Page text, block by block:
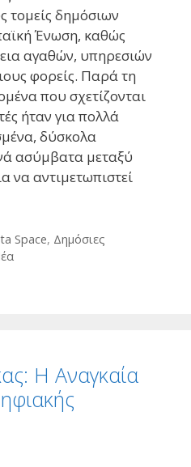
τομείς δημόσιων
Ένωση, καθώς
αγαθών, υπηρεσιών
φορείς. Παρά τη
που σχετίζονται
ήταν για πολλά
δύσκολα
ασύμβατα μεταξύ
να αντιμετωπιστεί
Space, Δημόσιες
Η Αναγκαία